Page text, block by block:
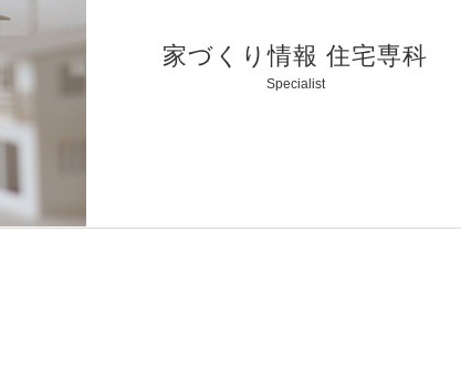
家づくり情報 住宅専科
Specialist